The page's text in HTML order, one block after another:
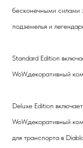
бесконечными силами
подземелья и
Standard Edition
WoW,декоративный
Deluxe Edition
WoW,декоративный
для транспорта в